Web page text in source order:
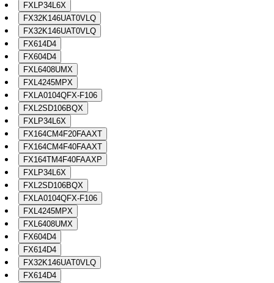
FXLP34L6X
FX32K146UAT0VLQ
FX32K146UAT0VLQ
FX614D4
FX604D4
FXL6408UMX
FXL4245MPX
FXLA0104QFX-F106
FXL2SD106BQX
FXLP34L6X
FX164CM4F20FAAXT
FX164CM4F40FAAXT
FX164TM4F40FAAXP
FXLP34L6X
FXL2SD106BQX
FXLA0104QFX-F106
FXL4245MPX
FXL6408UMX
FX604D4
FX614D4
FX32K146UAT0VLQ
FX614D4